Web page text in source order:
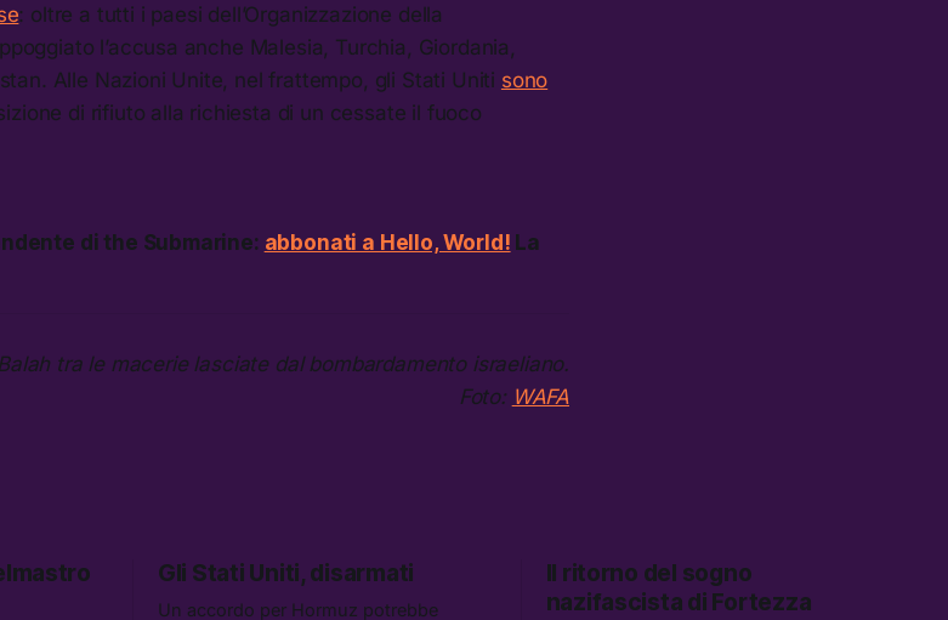
: oltre a tutti i paesi dell’Organizzazione della
l’accusa anche Malesia, Turchia, Giordania,
Alle Nazioni Unite, nel frattempo, gli Stati Uniti sono
di rifiuto alla richiesta di un cessate il fuoco
di the Submarine: abbonati a Hello, World! La
tra le macerie lasciate dal bombardamento israeliano.
Foto: WAFA
Gli Stati Uniti, disarmati
Un accordo per Hormuz potrebbe
Il ritorno del sogno
nazifascista di Fortezza